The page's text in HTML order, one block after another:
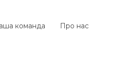
команда Про нас